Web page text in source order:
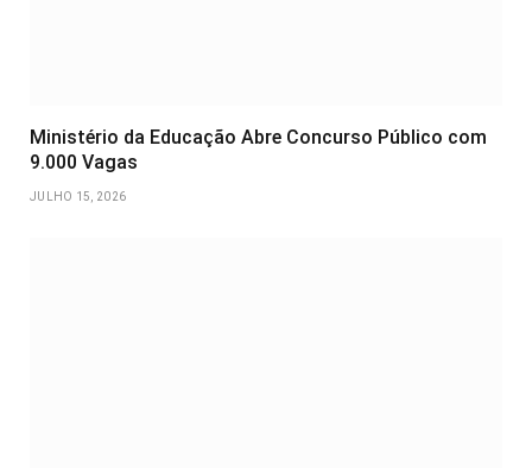
Ministério da Educação Abre Concurso Público com
9.000 Vagas
JULHO 15, 2026